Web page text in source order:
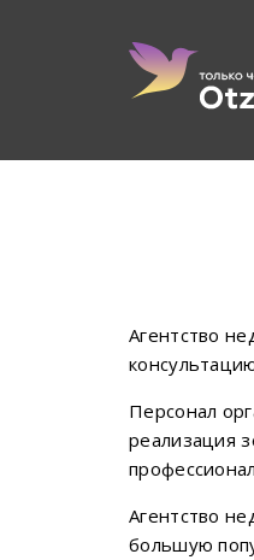
Агентство
Персонал
реализация
Агентство
большую